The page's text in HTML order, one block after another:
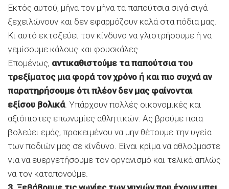
Εκτός αυτού, μήνα τον μήνα τα παπούτσια σιγά-σιγά
ξεχειλώνουν και δεν εφαρμόζουν καλά στα πόδια μας.
Κι αυτό εκτοξεύει τον κίνδυνο να γλιστρήσουμε ή να
γεμίσουμε κάλους και φουσκάλες.
Επομένως, αντικαθιστούμε τα παπούτσια του
τρεξίματος μια φορά τον χρόνο ή και πιο συχνά αν
παρατηρήσουμε ότι πλέον δεν μας φαίνονται
εξίσου βολικά. Υπάρχουν πολλές οικονομικές και
αξιόπιστες επωνυμίες αθλητικών. Ας βρούμε ποια
βολεύει εμάς, προκειμένου να μην θέτουμε την υγεία
των ποδιών μας σε κίνδυνο. Είναι κρίμα να αθλούμαστε
για να ευεργετήσουμε τον οργανισμό και τελικά απλώς
να τον καταπονούμε.